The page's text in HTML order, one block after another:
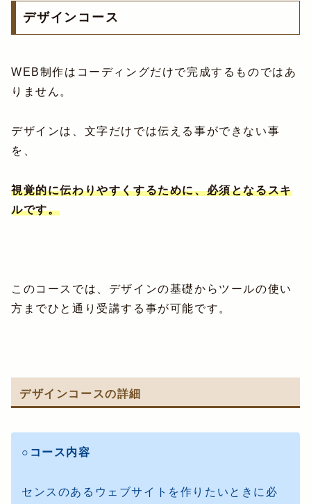
デザインコース
WEB制作はコーディングだけで完成するものではあ
りません。
デザインは、文字だけでは伝える事ができない事
を、
視覚的に伝わりやすくするために、必須となるスキ
ルです。
このコースでは、デザインの基礎からツールの使い
方までひと通り受講する事が可能です。
デザインコースの詳細
○コース内容
センスのあるウェブサイトを作りたいときに必